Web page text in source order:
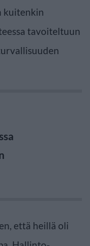
kuitenkin
tavoiteltuun
että heillä oli